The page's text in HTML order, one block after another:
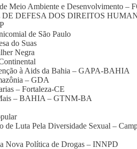
Meio Ambiente e Desenvolvimento –
DEFESA DOS DIREITOS
de São Paulo
do Suas
Negra
à Aids da Bahia – GAPA-BAHIA
– GDA
– Fortaleza-CE
– BAHIA – GTNM-BA
Luta Pela Diversidade Sexual –
Nova Política de Drogas – INNPD